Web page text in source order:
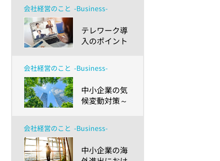
「健康経営」
障害者など職
場のダイバー
シティが進む
からこそ押さ
こと～
会社経営のこと -Business-
​テレワーク導
入のポイント
きる助成金や
ガイドライ
ン、業務円滑
化の課題と
会社経営のこと -Business-
​中小企業の気
候変動対策～
ためにできる
会社経営のこと -Business-
​中小企業の海